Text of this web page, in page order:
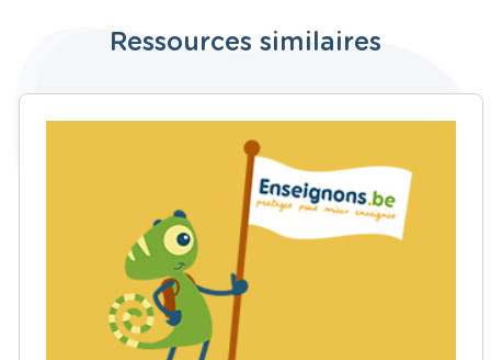
Ressources similaires